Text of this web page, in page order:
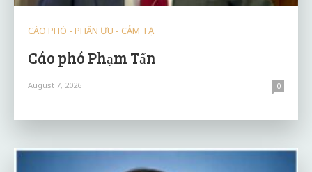
CÁO PHÓ - PHÂN ƯU - CẢM TẠ
Cáo phó Phạm Tấn
August 7, 2026 0